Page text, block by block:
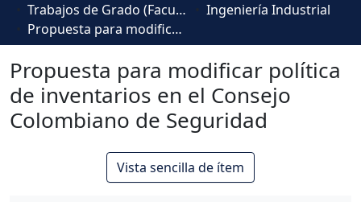
Descubre
Trabajos de Grado (Facultad Ingeniería, Diseño e Innovación )
Ingeniería Industrial
Propuesta para modificar política de inventarios en el Consejo Colombiano de Seguridad
Propuesta para modificar política
de inventarios en el Consejo
Colombiano de Seguridad
Vista sencilla de ítem